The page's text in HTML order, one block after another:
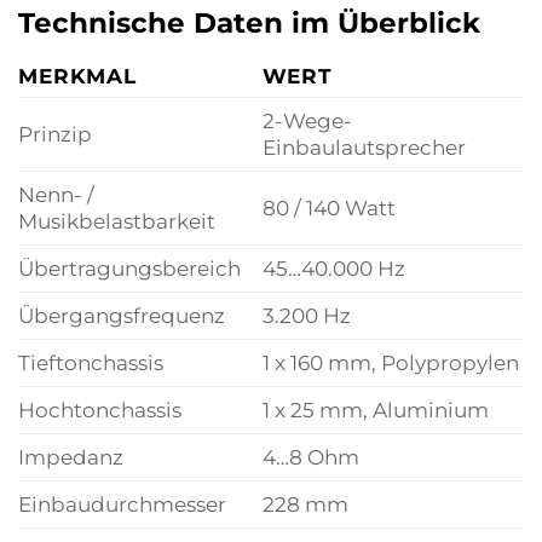
Technische Daten im Überblick
MERKMAL WERT
Prinzip
2-Wege-
Einbaulautsprecher
Nenn- /
Musikbelastbarkeit
80 / 140 Watt
Übertragungsbereich
45…40.000 Hz
Übergangsfrequenz
3.200 Hz
Tieftonchassis
1 x 160 mm, Polypropylen
Hochtonchassis
1 x 25 mm, Aluminium
Impedanz
4…8 Ohm
Einbaudurchmesser
228 mm